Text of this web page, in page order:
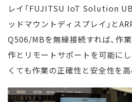
レイ「FUJITSU IoT Solution
ッドマウントディスプレイ」と
Q506/MBを無線接続すれば、作
作とリモートサポートを可能に
くても作業の正確性と安全性を高